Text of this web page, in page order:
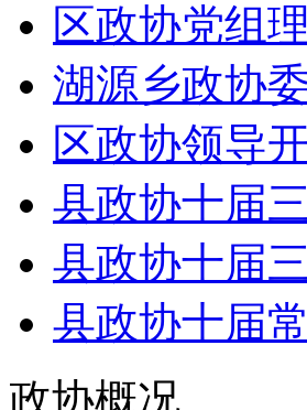
区政协党组
湖源乡政协
区政协领导
县政协十届
县政协十届
县政协十届
政协概况